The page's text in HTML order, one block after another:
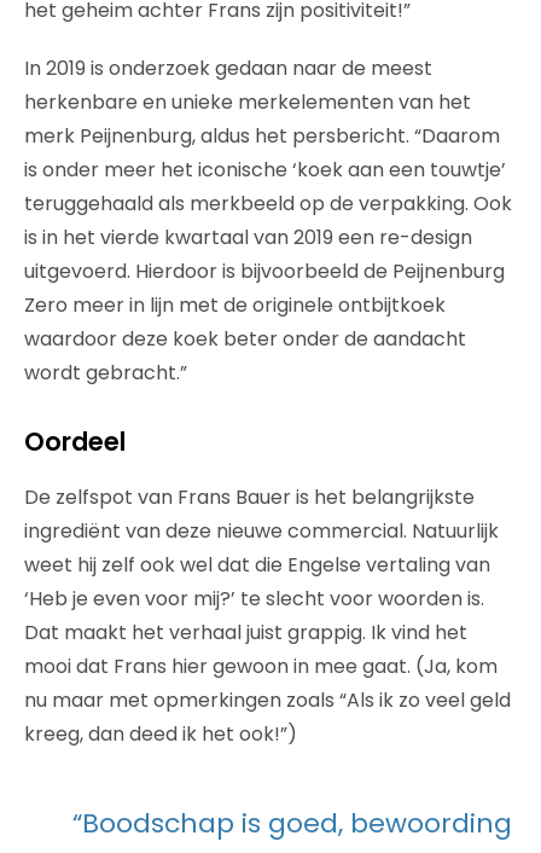
het geheim achter Frans zijn positiviteit!”
In 2019 is onderzoek gedaan naar de meest
herkenbare en unieke merkelementen van het
merk Peijnenburg, aldus het persbericht. “Daarom
is onder meer het iconische ‘koek aan een touwtje’
teruggehaald als merkbeeld op de verpakking. Ook
is in het vierde kwartaal van 2019 een re-design
uitgevoerd. Hierdoor is bijvoorbeeld de Peijnenburg
Zero meer in lijn met de originele ontbijtkoek
waardoor deze koek beter onder de aandacht
wordt gebracht.”
Oordeel
De zelfspot van Frans Bauer is het belangrijkste
ingrediënt van deze nieuwe commercial. Natuurlijk
weet hij zelf ook wel dat die Engelse vertaling van
‘Heb je even voor mij?’ te slecht voor woorden is.
Dat maakt het verhaal juist grappig. Ik vind het
mooi dat Frans hier gewoon in mee gaat. (Ja, kom
nu maar met opmerkingen zoals “Als ik zo veel geld
kreeg, dan deed ik het ook!”)
“Boodschap is goed, bewoording